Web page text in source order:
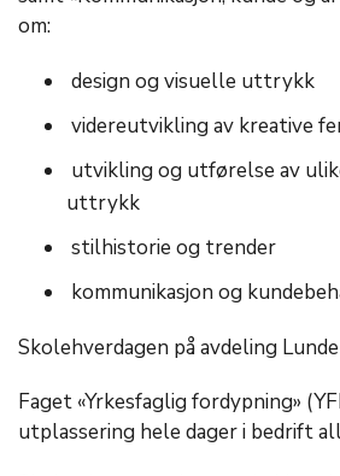
om:
design og visuelle uttrykk
videreutvikling av kreative
utvikling og utførelse av
uttrykk
stilhistorie og trender
kommunikasjon og
Skolehverdagen på avdeling
Faget «Yrkesfaglig fordypning»
utplassering hele dager i bedrift